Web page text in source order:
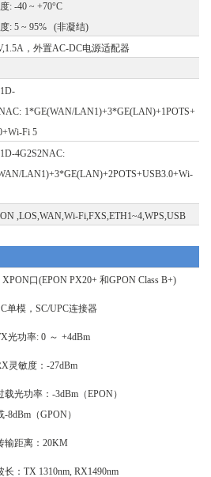
: -40 ~ +70°C
: 5~ 95% (非凝结)
，外置AC-DC电源适配器
1*GE(WAN/LAN1)+3*GE(LAN)+1POTS+
Fi 5
4G2S2NAC:
LAN1)+3*GE(LAN)+2POTS+USB3.0+Wi-
,LOS,WAN,Wi-Fi,FXS,ETH1~4,WPS,USB
XPON口(EPON PX20+ 和GPON Class B+)
单模， SC/UPC连接器
光功率: 0 ～ +4dBm
灵敏度：-27dBm
载光功率： -3dBm（EPON）
-8dBm（GPON）
输距离： 20KM
长： TX 1310nm, RX1490nm